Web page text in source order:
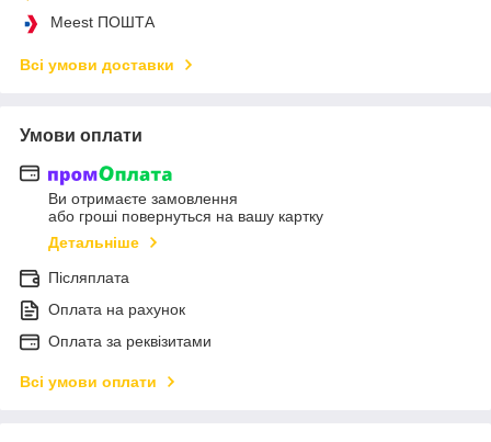
Meest ПОШТА
Всі умови доставки
Умови оплати
Ви отримаєте замовлення
або гроші повернуться на вашу картку
Детальніше
Післяплата
Оплата на рахунок
Оплата за реквізитами
Всі умови оплати